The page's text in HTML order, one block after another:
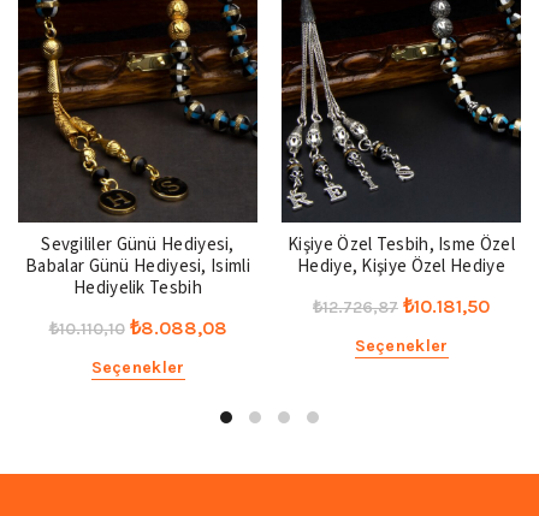
Sevgililer Günü Hediyesi,
Babalar Günü Hediyesi, Isimli
Hediyelik Tesbih
₺10.110,10 Orijinal
fiyat:
₺10.110,10.
₺8.088,08Şu
₺8.088,08.
Seçenekler
Kişiye Özel Tesbih, Isme Özel
Hediye, Kişiye Özel Hediye
₺12.726,87 Orijinal
fiyat:
₺12.726,87.
₺10.181,50Şu
Seçenekler